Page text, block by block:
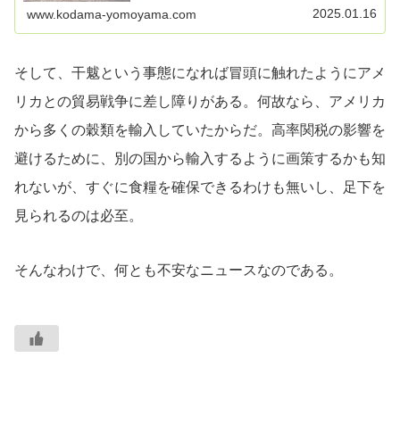
www.kodama-yomoyama.com 2025.01.16
そして、干魃という事態になれば冒頭に触れたようにアメ
リカとの貿易戦争に差し障りがある。何故なら、アメリカ
から多くの穀類を輸入していたからだ。高率関税の影響を
避けるために、別の国から輸入するように画策するかも知
れないが、すぐに食糧を確保できるわけも無いし、足下を
見られるのは必至。
そんなわけで、何とも不安なニュースなのである。